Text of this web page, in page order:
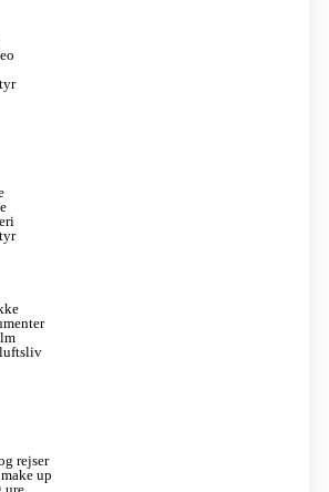
rejser
up